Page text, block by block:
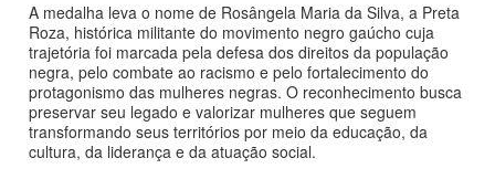
A medalha leva o nome de Rosângela Maria da Silva, a Preta
Roza, histórica militante do movimento negro gaúcho cuja
trajetória foi marcada pela defesa dos direitos da população
negra, pelo combate ao racismo e pelo fortalecimento do
protagonismo das mulheres negras. O reconhecimento busca
preservar seu legado e valorizar mulheres que seguem
transformando seus territórios por meio da educação, da
cultura, da liderança e da atuação social.